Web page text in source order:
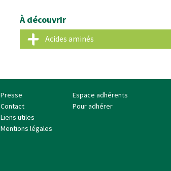
À découvrir
Acides aminés
Presse
Contact
Liens utiles
Mentions légales
Espace adhérents
Pour adhérer